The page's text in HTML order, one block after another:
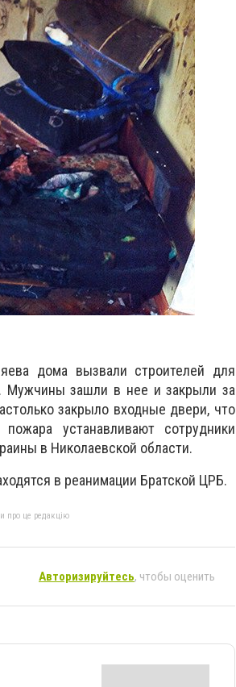
дома вызвали строителей для
Мужчины зашли в нее и закрыли за
закрыло входные двери, что
устанавливают сотрудники
в Николаевской области.
в реанимации Братской ЦРБ.
про це редакцію
Авторизируйтесь, чтобы оценить